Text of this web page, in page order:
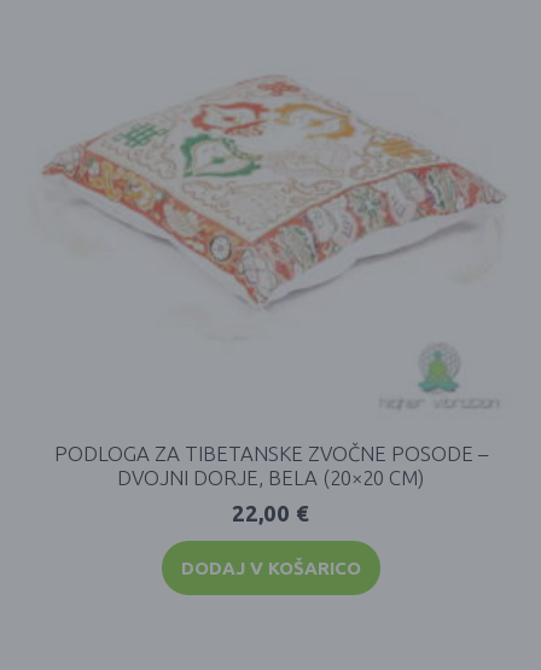
PODLOGA ZA TIBETANSKE ZVOČNE POSODE –
DVOJNI DORJE, BELA (20×20 CM)
22,00 €
DODAJ V KOŠARICO